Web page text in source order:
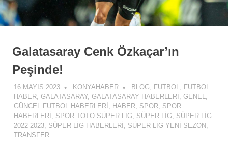
Galatasaray Cenk Özkaçar’ın
Peşinde!
16 MAYIS 2023 KONYAHABER BLOG, FUTBOL, FUTBOL
HABER, GALATASARAY, GALATASARAY HABERLERI , GENEL,
GÜNCEL FUTBOL HABERLERI , HABER, SPOR, SPOR
HABERLERI , SPOR TOTO SÜPER LIG, SÜPER LIG, SÜPER LIG
2022-2023, SÜPER LIG HABERLERI , SÜPER LIG YENI SEZON ,
TRANSFER